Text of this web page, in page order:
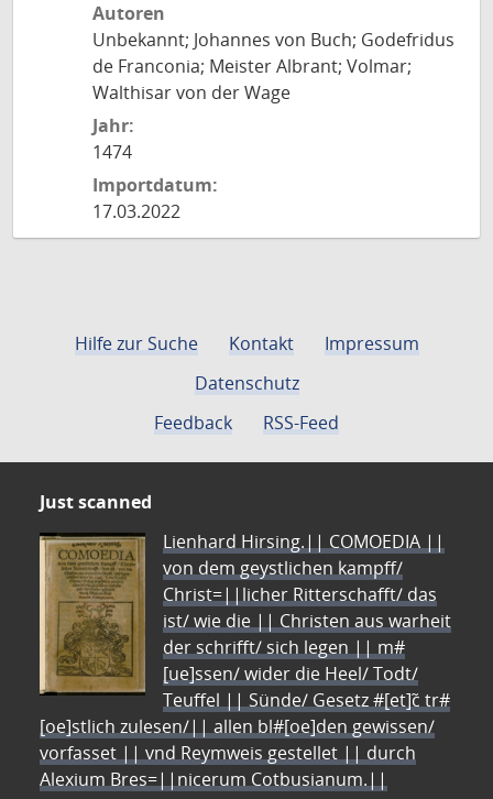
Autoren
Unbekannt; Johannes von Buch; Godefridus
de Franconia; Meister Albrant; Volmar;
Walthisar von der Wage
Jahr:
1474
Importdatum:
17.03.2022
Hilfe zur Suche Kontakt
Impressum
Datenschutz
Feedback
RSS-Feed
Just scanned
Lienhard Hirsing.|| COMOEDIA ||
von dem geystlichen kampff/
Christ=||licher Ritterschafft/ das
ist/ wie die || Christen aus warheit
der schrifft/ sich legen || m#
[ue]ssen/ wider die Heel/ Todt/
Teuffel || Sünde/ Gesetz #[et]c̃ tr#
[oe]stlich zulesen/|| allen bl#[oe]den gewissen/
vorfasset || vnd Reymweis gestellet || durch
Alexium Bres=||nicerum Cotbusianum.||